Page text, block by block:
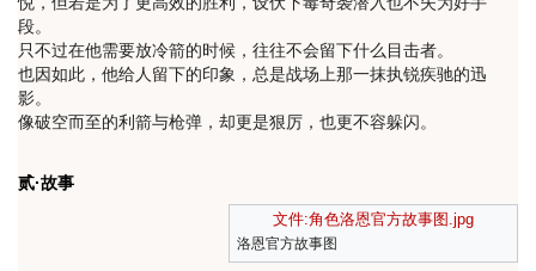
段。
只不过在他需要放冷箭的时候，往往不会留下什么目击者。
也因如此，他给人留下的印象，总是战场上那一抹执锐疾驰的迅
影。
像破空而至的利箭与枪弹，却更是狠厉，也更不容躲闪。
贰·故事
文件:角色洛恩官方故事图.jpg
洛恩官方故事图